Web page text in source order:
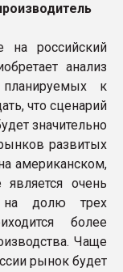
российский
анализ
к
что сценарий
значительно
развитых
американском,
очень
на долю трех
более
Чаще
рынок будет